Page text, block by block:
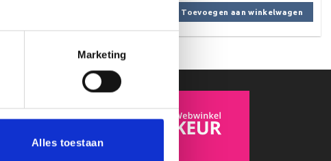
Marketing
Alles toestaan
Dit
heeft
meerdere
variaties.
Deze
optie
kan
Toevoegen aan winkelwagen